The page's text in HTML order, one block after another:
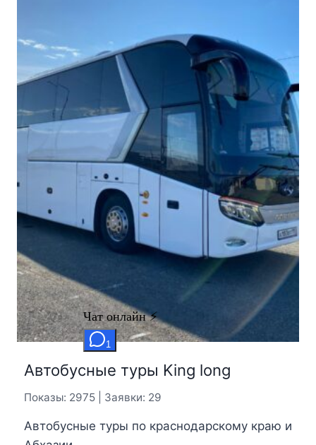
Автобусные туры King long
Показы: 2975 | Заявки: 29
Автобусные туры по краснодарскому краю и